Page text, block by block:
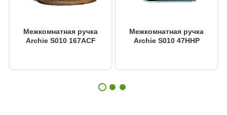
Межкомнатная ручка
Archie S010 167ACF
Межкомнатная ручка
Archie S010 47HHP